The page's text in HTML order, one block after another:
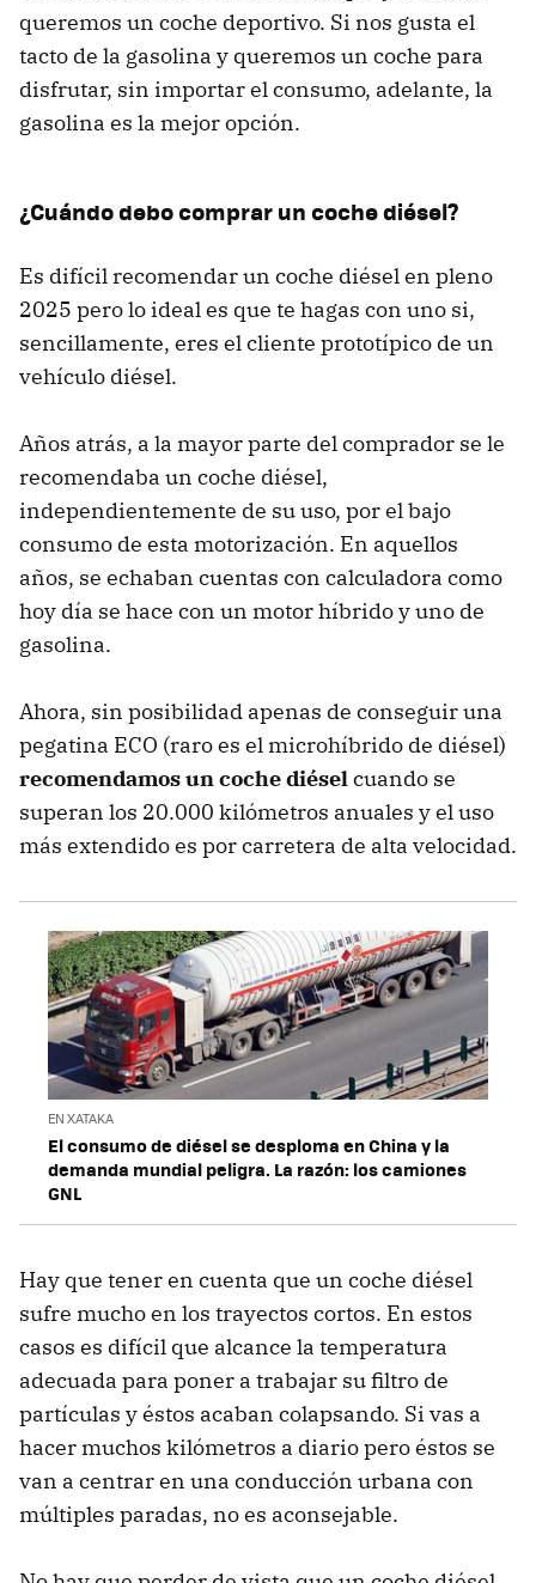
queremos un coche deportivo. Si nos gusta el
tacto de la gasolina y queremos un coche para
disfrutar, sin importar el consumo, adelante, la
gasolina es la mejor opción.
¿Cuándo debo comprar un coche diésel?
Es difícil recomendar un coche diésel en pleno
2025 pero lo ideal es que te hagas con uno si,
sencillamente, eres el cliente prototípico de un
vehículo diésel.
Años atrás, a la mayor parte del comprador se le
recomendaba un coche diésel,
independientemente de su uso, por el bajo
consumo de esta motorización. En aquellos
años, se echaban cuentas con calculadora como
hoy día se hace con un motor híbrido y uno de
gasolina.
Ahora, sin posibilidad apenas de conseguir una
pegatina ECO (raro es el microhíbrido de diésel)
recomendamos un coche diéselcuando se
superan los 20.000 kilómetros anuales y el uso
más extendido es por carretera de alta velocidad.
EN XATAKA
El consumo de diésel se desploma en China y la
demanda mundial peligra. La razón: los camiones
GNL
Hay que tener en cuenta que un coche diésel
sufre mucho en los trayectos cortos. En estos
casos es difícil que alcance la temperatura
adecuada para poner a trabajar su filtro de
partículas y éstos acaban colapsando. Si vas a
hacer muchos kilómetros a diario pero éstos se
van a centrar en una conducción urbana con
múltiples paradas, no es aconsejable.